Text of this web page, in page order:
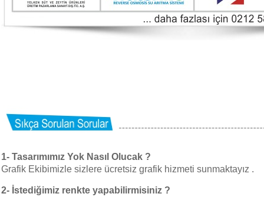
1- Tasarımımız Yok Nasıl Olucak ?
Grafik Ekibimizle sizlere ücretsiz grafik hizmeti sunmaktayız .
2- İstediğimiz renkte yapabilirmisiniz ?